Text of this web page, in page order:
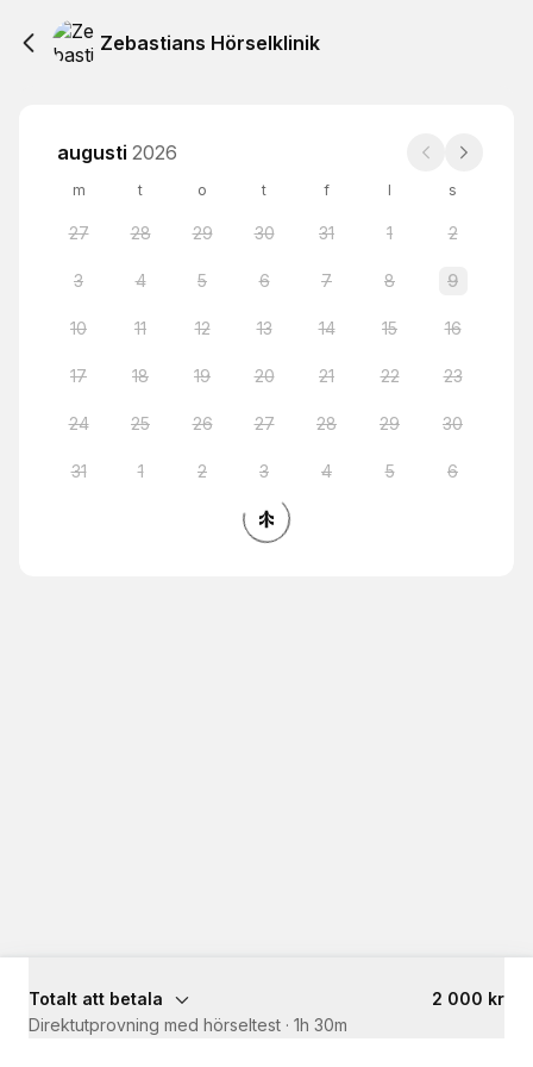
Zebastians Hörselklinik
augusti 2026
m t o t f l s
27 28 29 30 31 1 2
3 4 5 6 7 8 9
10 11 12 13 14 15 16
17 18 19 20 21 22 23
24 25 26 27 28 29 30
31 1 2 3 4 5 6
Totalt att betala
2 000 kr
Direktutprovning med hörseltest · 1h 30m